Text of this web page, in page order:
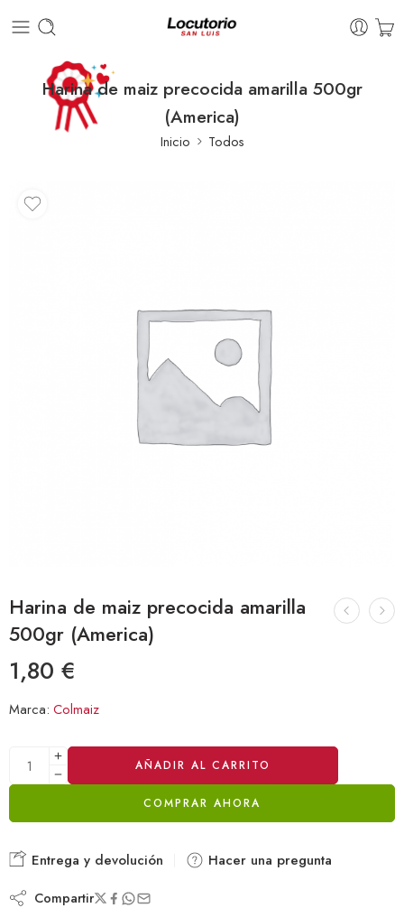
Harina de maiz precocida amarilla 500gr
(America)
Inicio Todos
Harina de maiz precocida amarilla
500gr (America)
1,80 €
Marca: Colmaiz
AÑADIR AL CARRITO
COMPRAR AHORA
Alternative:
Entrega y devolución Hacer una pregunta
Compartir